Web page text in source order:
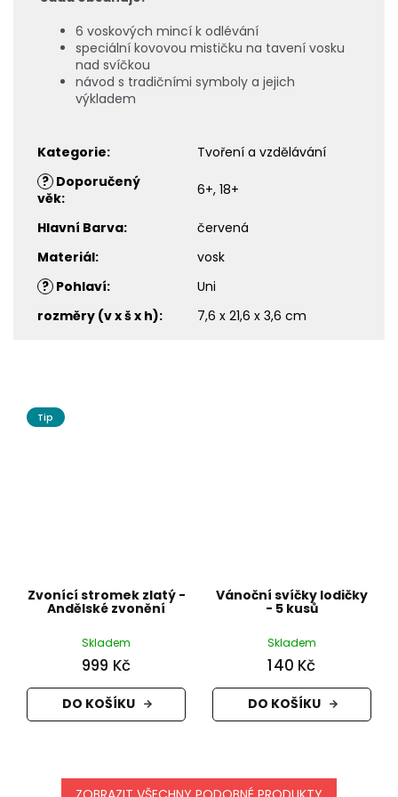
6 voskových mincí k odlévání
speciální kovovou mističku na tavení vosku
nad svíčkou
návod s tradičními symboly a jejich
výkladem
Kategorie:
Tvoření a vzdělávání
? Doporučený
věk: 6+, 18+
Hlavní Barva:
červená
Materiál:
vosk
? Pohlaví:
Uni
rozměry (v x š x h): 7,6 x 21,6 x 3,6 cm
Tip
Zvonící stromek zlatý -
Andělské zvonění
Skladem
999 Kč
DO KOŠÍKU
Vánoční svíčky lodičky
- 5 kusů
Skladem
140 Kč
DO KOŠÍKU